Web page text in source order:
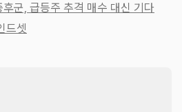
군, 급등주 추격 매수 대신 기다
드셋